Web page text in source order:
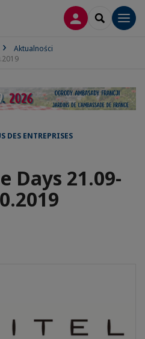
LOGOWANIE
SEARCH
Aktualności
DES ENTREPRISES
Days 21.09-